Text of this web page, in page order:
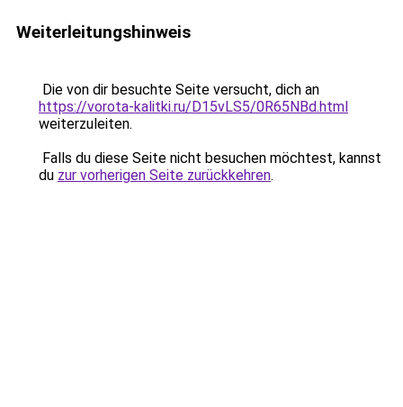
Weiterleitungshinweis
Die von dir besuchte Seite versucht, dich an
https://vorota-kalitki.ru/D15vLS5/0R65NBd.html
weiterzuleiten.
Falls du diese Seite nicht besuchen möchtest, kannst
du zur vorherigen Seite zurückkehren.